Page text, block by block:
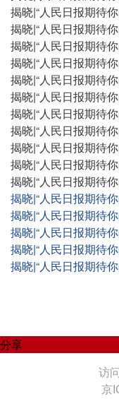
揭晓|“人民日报期待
揭晓|“人民日报期待
揭晓|“人民日报期待
揭晓|“人民日报期待
揭晓|“人民日报期待
揭晓|“人民日报期待
揭晓|“人民日报期待
揭晓|“人民日报期待
揭晓|“人民日报期待
揭晓|“人民日报期待
揭晓|“人民日报期待
揭晓|“人民日报期待
揭晓|“人民日报期待
揭晓|“人民日报期待
揭晓|“人民日报期待
揭晓|“人民日报期待
分享
访
京